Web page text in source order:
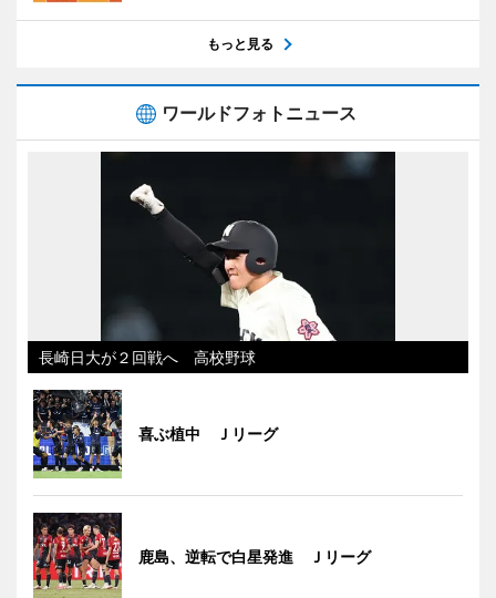
もっと見る
ワールドフォトニュース
長崎日大が２回戦へ 高校野球
喜ぶ植中 Ｊリーグ
鹿島、逆転で白星発進 Ｊリーグ